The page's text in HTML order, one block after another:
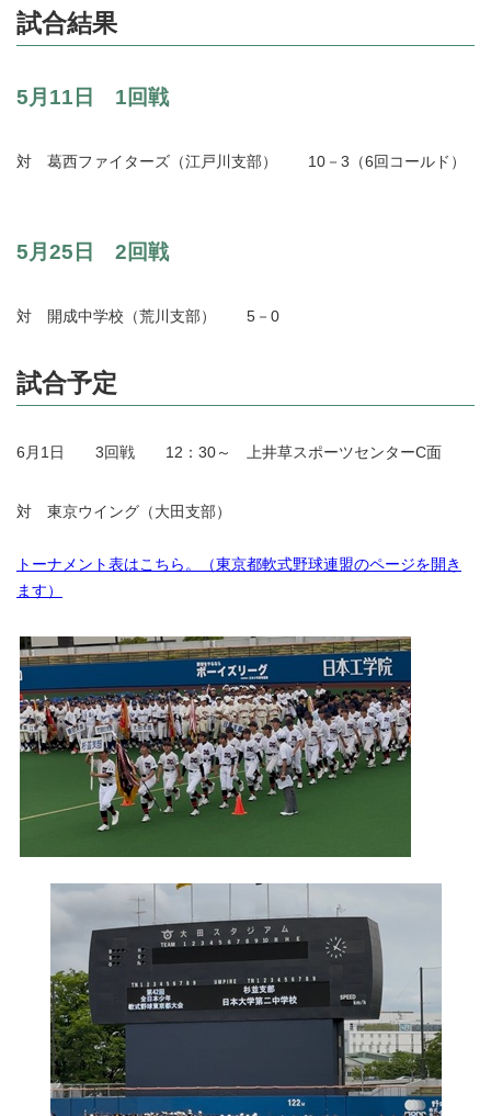
試合結果
5月11日 1回戦
対 葛西ファイターズ（江戸川支部） 10－3（6回コールド）
5月25日 2回戦
対 開成中学校（荒川支部） 5－0
試合予定
6月1日 3回戦 12：30～ 上井草スポーツセンターC面
対 東京ウイング（大田支部）
トーナメント表はこちら。（東京都軟式野球連盟のページを開き
ます）